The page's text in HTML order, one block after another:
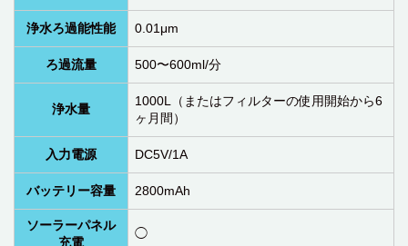
浄水ろ過能性能 0.01μm
ろ過流量 500〜600ml/分
浄水量
1000L（またはフィルターの使用開始から6
ヶ月間）
入力電源 DC5V/1A
バッテリー容量 2800mAh
ソーラーパネル
充電
◯